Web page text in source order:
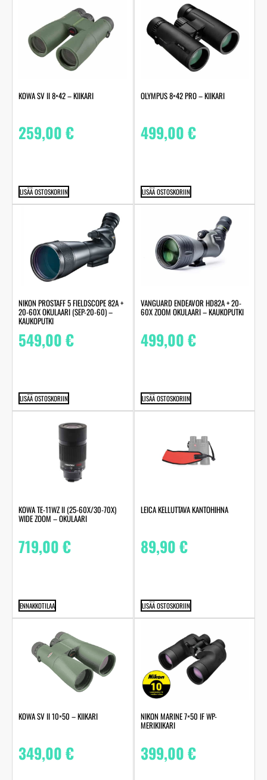
KOWA SV II 8×42 – KIIKARI
259,00€
LISÄÄ OSTOSKORIIN
OLYMPUS 8×42 PRO – KIIKARI
499,00€
LISÄÄ OSTOSKORIIN
NIKON PROSTAFF 5 FIELDSCOPE 82A +
20-60X OKULAARI (SEP-20-60) –
KAUKOPUTKI
549,00€
LISÄÄ OSTOSKORIIN
VANGUARD ENDEAVOR HD82A + 20-
60X ZOOM OKULAARI – KAUKOPUTKI
499,00€
LISÄÄ OSTOSKORIIN
KOWA TE-11WZ II (25-60X/30-70X)
WIDE ZOOM – OKULAARI
719,00€
ENNAKKOTILAA
LEICA KELLUTTAVA KANTOHIHNA
89,90€
LISÄÄ OSTOSKORIIN
KOWA SV II 10×50 – KIIKARI
349,00€
NIKON MARINE 7×50 IF WP-
MERIKIIKARI
399,00€